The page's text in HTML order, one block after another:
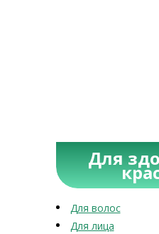
Для
Для волос
Для лица